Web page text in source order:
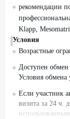
рекомендации
Klapp,
Условия
Возрастные
Доступен обмен
Условия обмена
Если участник
визита за 24 ч.
использованным.